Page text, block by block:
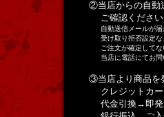
②当店からの自動
ご確認ください
自動送信メールが届か
受け取り拒否設定など
ご注文が確定してない
当店に電話にてお問い
③当店より商品を
クレジットカー
代金引換→即発